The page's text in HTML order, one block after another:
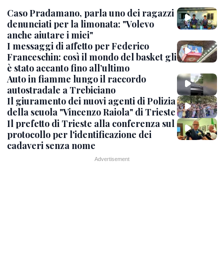
Caso Pradamano, parla uno dei ragazzi
denunciati per la limonata: "Volevo
anche aiutare i miei"
I messaggi di affetto per Federico
Franceschin: così il mondo del basket gli
è stato accanto fino all’ultimo
Auto in fiamme lungo il raccordo
autostradale a Trebiciano
Il giuramento dei nuovi agenti di Polizia
della scuola "Vincenzo Raiola" di Trieste
Il prefetto di Trieste alla conferenza sul
protocollo per l'identificazione dei
cadaveri senza nome